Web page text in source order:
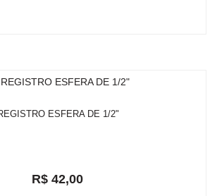
ESFERA DE 1/2"
R$ 42,00